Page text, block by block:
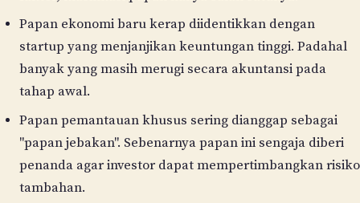
Papan ekonomi baru kerap diidentikkan dengan
startup yang menjanjikan keuntungan tinggi. Padahal
banyak yang masih merugi secara akuntansi pada
tahap awal.
Papan pemantauan khusus sering dianggap sebagai
"papan jebakan". Sebenarnya papan ini sengaja diberi
penanda agar investor dapat mempertimbangkan risiko
tambahan.